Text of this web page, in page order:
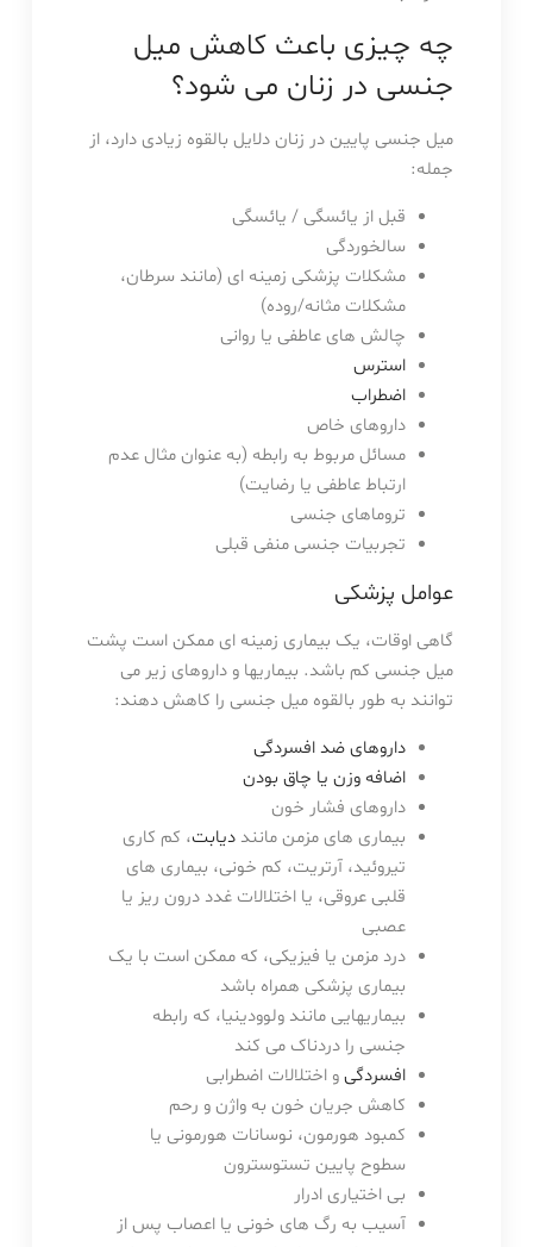
چه چیزی باعث کاهش میل
جنسی در زنان می شود؟
میل جنسی پایین در زنان دلایل بالقوه زیادی دارد، از
جمله:
قبل از یائسگی / یائسگی
سالخوردگی
مشکلات پزشکی زمینه ای (مانند سرطان،
مشکلات مثانه/روده)
چالش های عاطفی یا روانی
استرس
اضطراب
داروهای خاص
مسائل مربوط به رابطه (به عنوان مثال عدم
ارتباط عاطفی یا رضایت)
تروماهای جنسی
تجربیات جنسی منفی قبلی
عوامل پزشکی
گاهی اوقات، یک بیماری زمینه ای ممکن است پشت
میل جنسی کم باشد. بیماریها و داروهای زیر می
توانند به طور بالقوه میل جنسی را کاهش دهند:
داروهای ضد افسردگی
اضافه وزن یا چاق بودن
داروهای فشار خون
بیماری های مزمن مانند دیابت، کم کاری
تیروئید، آرتریت، کم خونی، بیماری های
قلبی عروقی، یا اختلالات غدد درون ریز یا
عصبی
درد مزمن یا فیزیکی، که ممکن است با یک
بیماری پزشکی همراه باشد
بیماریهایی مانند ولوودینیا، که رابطه
جنسی را دردناک می کند
افسردگیو اختلالات اضطرابی
کاهش جریان خون به واژن و رحم
کمبود هورمون، نوسانات هورمونی یا
سطوح پایین تستوسترون
بی اختیاری ادرار
آسیب به رگ های خونی یا اعصاب پس از